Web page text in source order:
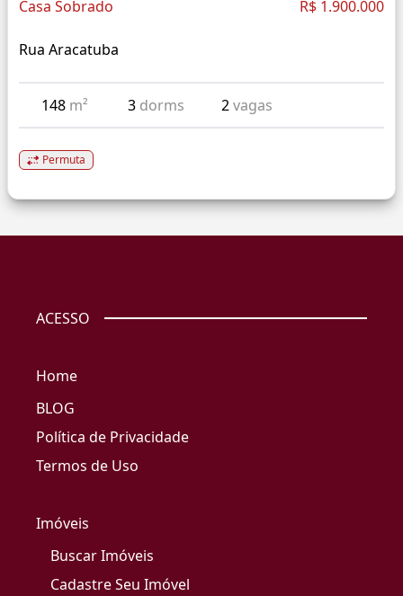
Casa Sobrado R$ 1.900.000
Rua Aracatuba
148 m² 3 dorms 2vagas
Permuta
ACESSO
Home
BLOG
Política de Privacidade
Termos de Uso
Imóveis
Buscar Imóveis
Cadastre Seu Imóvel